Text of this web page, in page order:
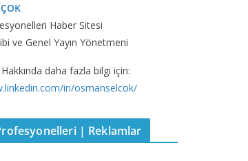
Haber Sitesi
ve Genel Yayın Yönetmeni
daha fazla bilgi için:
in/osmanselcok/
| Reklamlar